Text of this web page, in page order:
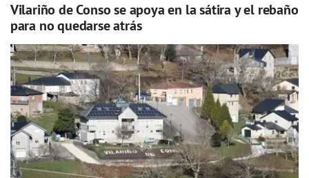
Vilariño de Conso se apoya en la sátira y el rebaño
para no quedarse atrás